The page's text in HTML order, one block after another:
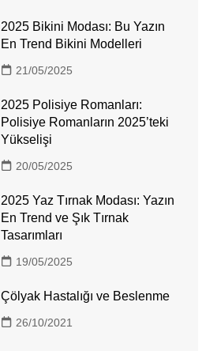
2025 Bikini Modası: Bu Yazın
En Trend Bikini Modelleri
21/05/2025
2025 Polisiye Romanları:
Polisiye Romanların 2025’teki
Yükselişi
20/05/2025
2025 Yaz Tırnak Modası: Yazın
En Trend ve Şık Tırnak
Tasarımları
19/05/2025
Çölyak Hastalığı ve Beslenme
26/10/2021